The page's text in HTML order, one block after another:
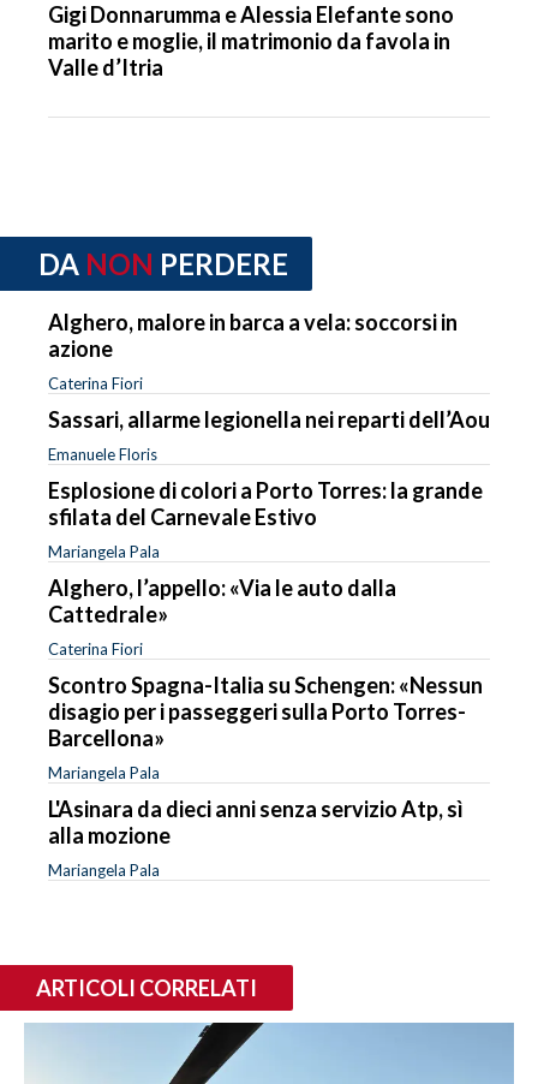
Gigi Donnarumma e Alessia Elefante sono
marito e moglie, il matrimonio da favola in
Valle d’Itria
DA NON PERDERE
Alghero, malore in barca a vela: soccorsi in
azione
Caterina Fiori
Sassari, allarme legionella nei reparti dell’Aou
Emanuele Floris
Esplosione di colori a Porto Torres: la grande
sfilata del Carnevale Estivo
Mariangela Pala
Alghero, l’appello: «Via le auto dalla
Cattedrale»
Caterina Fiori
Scontro Spagna-Italia su Schengen: «Nessun
disagio per i passeggeri sulla Porto Torres-
Barcellona»
Mariangela Pala
L'Asinara da dieci anni senza servizio Atp, sì
alla mozione
Mariangela Pala
ARTICOLI CORRELATI